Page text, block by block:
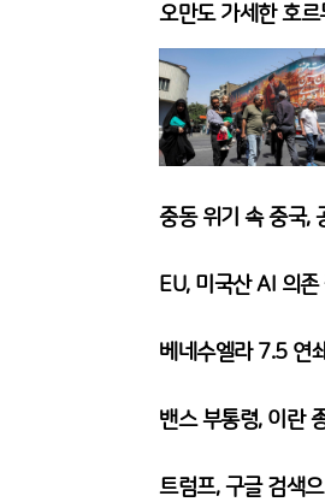
오만도 가세한 호
중동 위기 속 중국,
EU, 미국산 AI 의존
베네수엘라 7.5 연
밴스 부통령, 이란
트럼프, 구글 검색